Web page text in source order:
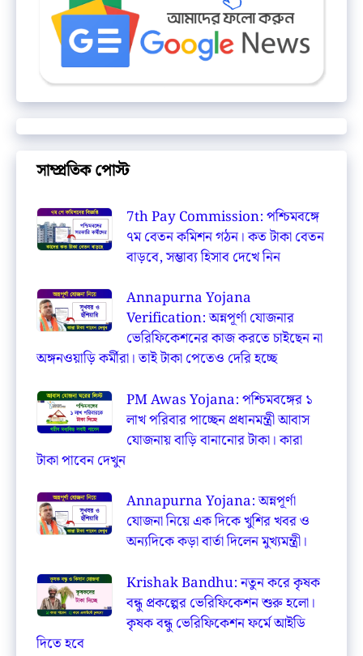
সাম্প্রতিক পোস্ট
7th Pay Commission: পশ্চিমবঙ্গে
৭ম বেতন কমিশন গঠন। কত টাকা বেতন
বাড়বে, সম্ভাব্য হিসাব দেখে নিন
Annapurna Yojana
Verification: অন্নপূর্ণা যোজনার
ভেরিফিকেশনের কাজ করতে চাইছেন না
অঙ্গনওয়াড়ি কর্মীরা। তাই টাকা পেতেও দেরি হচ্ছে
PM Awas Yojana: পশ্চিমবঙ্গের ১
লাখ পরিবার পাচ্ছেন প্রধানমন্ত্রী আবাস
যোজনায় বাড়ি বানানোর টাকা। কারা
টাকা পাবেন দেখুন
Annapurna Yojana: অন্নপূর্ণা
যোজনা নিয়ে এক দিকে খুশির খবর ও
অন্যদিকে কড়া বার্তা দিলেন মুখ্যমন্ত্রী।
Krishak Bandhu: নতুন করে কৃষক
বন্ধু প্রকল্পের ভেরিফিকেশন শুরু হলো।
কৃষক বন্ধু ভেরিফিকেশন ফর্মে আইডি
দিতে হবে